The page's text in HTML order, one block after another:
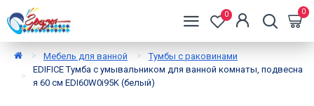
0 0
Мебель для ванной
Тумбы с раковинами
EDIFICE Тумба с умывальником для ванной комнаты, подвесна
я 60 см EDI60W0i95K (белый)